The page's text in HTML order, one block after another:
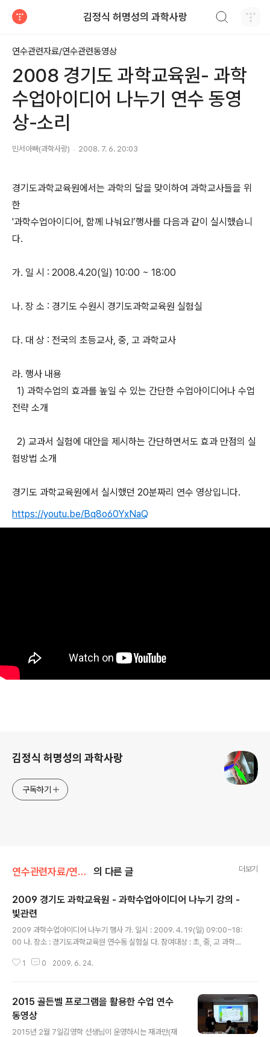
김정식 허명성의 과학사랑
연수관련자료/연수관련동영상
2008 경기도 과학교육원- 과학
수업아이디어 나누기 연수 동영
상-소리
민서아빠(과학사랑) 2008. 7. 6. 20:03
경기도과학교육원에서는 과학의 달을 맞이하여 과학교사들을 위
한
'과학수업아이디어, 함께 나눠요!’행사를 다음과 같이 실시했습니
다.
가. 일 시 : 2008.4.20(일) 10:00 ~ 18:00
나. 장 소 : 경기도 수원시 경기도과학교육원 실험실
다. 대 상 : 전국의 초등교사, 중, 고 과학교사
라. 행사 내용
1) 과학수업의 효과를 높일 수 있는 간단한 수업아이디어나 수업
전략 소개
2) 교과서 실험에 대안을 제시하는 간단하면서도 효과 만점의 실
험방법 소개
경기도 과학교육원에서 실시했던 20분짜리 연수 영상입니다.
https://youtu.be/Bq8o60YxNaQ
김정식 허명성의 과학사랑
구독하기
연수관련자료/연수관련동영상 의 다른 글 더보기
2009 경기도 과학교육원 - 과학수업아이디어 나누기 강의 -
빛관련
2009 과학수업아이디어 나누기 행사 가. 일시 : 2009. 4. 19(일) 09:00~18:
00 나. 장소 : 경기도과학교육원 연수동 실험실 다. 참여대상 : 초, 중, 고 과학교
수한 과학교사들로 구성된 강사진으로 수업 주제별 워크샵 운영(수업 시연) -
하면서도 효과 만점의 실험방법 및 실험기구 소개 (예 : MP3 플레이어를 이용
한 전자기 수업) 2) 강의실 별 2~3명의 강사가 워크샵을 진행하며 자신만의 과
학수업 노하우 및 교과실험 아이디어를 소개하여 참여하는..
1 0 2009. 6. 24.
2015 골든벨 프로그램을 활용한 수업 연수
동영상
2015년 2월 7일김영학 선생님이 운영하시는 재과만(재